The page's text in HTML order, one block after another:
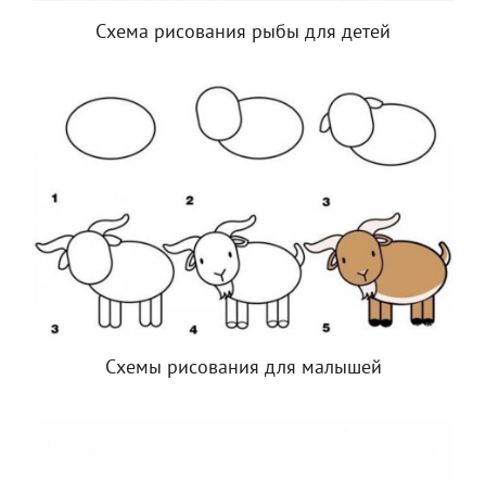
Схема рисования рыбы для детей
Схемы рисования для малышей